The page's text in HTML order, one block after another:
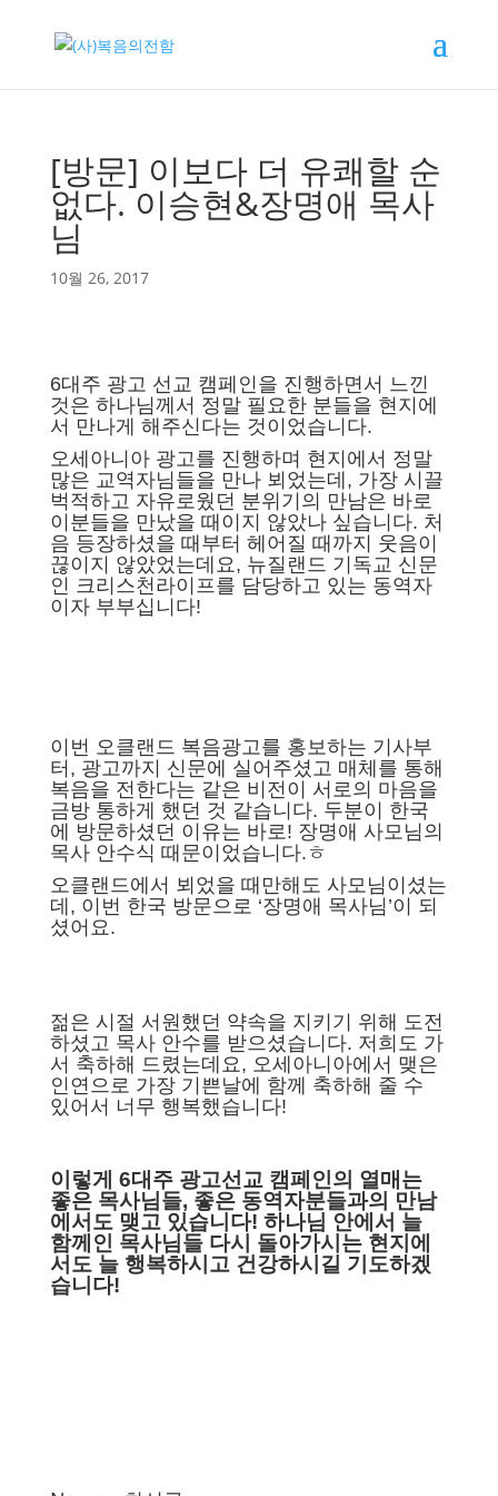
[방문] 이보다 더 유쾌할 순
없다. 이승현&장명애 목사
님
10월 26, 2017
6대주 광고 선교 캠페인을 진행하면서 느낀
것은 하나님께서 정말 필요한 분들을 현지에
서 만나게 해주신다는 것이었습니다.
오세아니아 광고를 진행하며 현지에서 정말
많은 교역자님들을 만나 뵈었는데, 가장 시끌
벅적하고 자유로웠던 분위기의 만남은 바로
이분들을 만났을 때이지 않았나 싶습니다. 처
음 등장하셨을 때부터 헤어질 때까지 웃음이
끊이지 않았었는데요, 뉴질랜드 기독교 신문
인 크리스천라이프를 담당하고 있는 동역자
이자 부부십니다!
이번 오클랜드 복음광고를 홍보하는 기사부
터, 광고까지 신문에 실어주셨고 매체를 통해
복음을 전한다는 같은 비전이 서로의 마음을
금방 통하게 했던 것 같습니다. 두분이 한국
에 방문하셨던 이유는 바로! 장명애 사모님의
목사 안수식 때문이었습니다.ㅎ
오클랜드에서 뵈었을 때만해도 사모님이셨는
데, 이번 한국 방문으로 ‘장명애 목사님’이 되
셨어요.
젊은 시절 서원했던 약속을 지키기 위해 도전
하셨고 목사 안수를 받으셨습니다. 저희도 가
서 축하해 드렸는데요, 오세아니아에서 맺은
인연으로 가장 기쁜날에 함께 축하해 줄 수
있어서 너무 행복했습니다!
이렇게 6대주 광고선교 캠페인의 열매는
좋은 목사님들, 좋은 동역자분들과의 만남
에서도 맺고 있습니다! 하나님 안에서 늘
함께인 목사님들 다시 돌아가시는 현지에
서도 늘 행복하시고 건강하시길 기도하겠
습니다!